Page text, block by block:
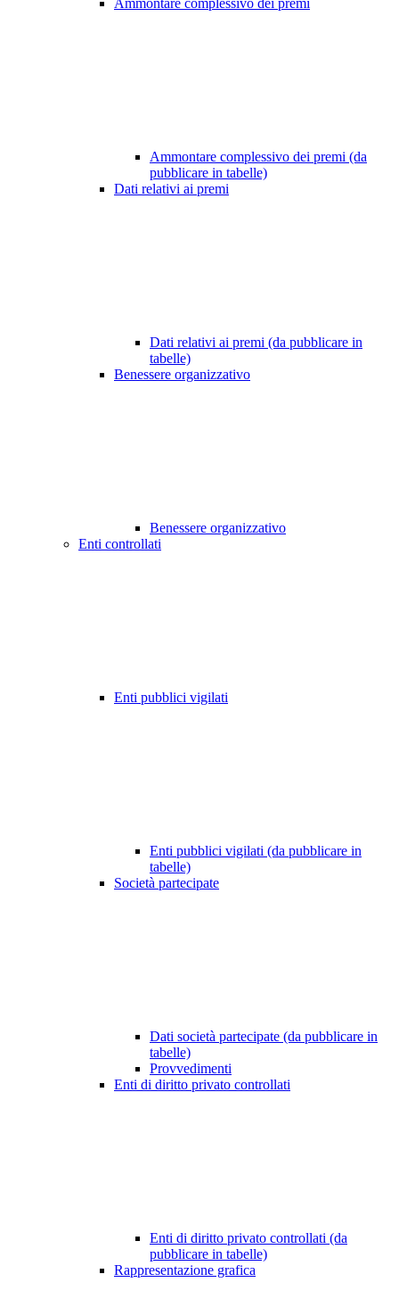
Ammontare complessivo dei premi
Ammontare complessivo dei premi (da
pubblicare in tabelle)
Dati relativi ai premi
Dati relativi ai premi (da pubblicare in
tabelle)
Benessere organizzativo
Benessere organizzativo
Enti controllati
Enti pubblici vigilati
Enti pubblici vigilati (da pubblicare in
tabelle)
Società partecipate
Dati società partecipate (da pubblicare in
tabelle)
Provvedimenti
Enti di diritto privato controllati
Enti di diritto privato controllati (da
pubblicare in tabelle)
Rappresentazione grafica